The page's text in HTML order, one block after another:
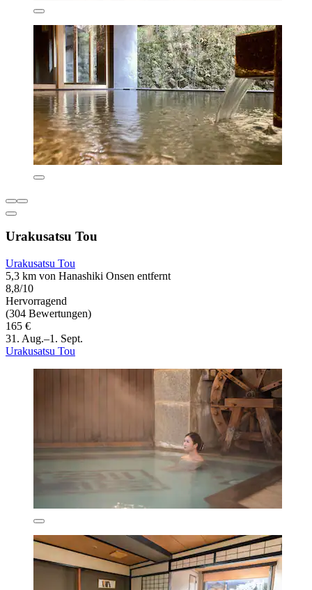
Urakusatsu Tou
Urakusatsu Tou
5,3 km von Hanashiki Onsen entfernt
8,8/10
Hervorragend
(304 Bewertungen)
165 €
31. Aug.–1. Sept.
Urakusatsu Tou